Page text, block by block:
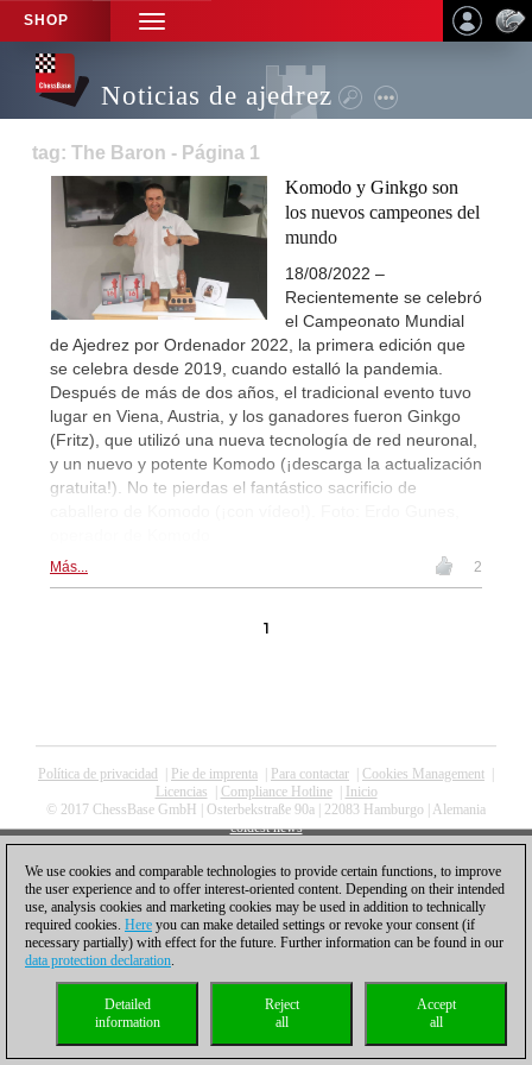
SHOP
TOGGLE
NAVIGATION
Noticias de ajedrez
tag: The Baron - Página 1
Komodo y Ginkgo son
los nuevos campeones del
mundo
18/08/2022 –
Recientemente se celebró
el Campeonato Mundial
de Ajedrez por Ordenador 2022, la primera edición que
se celebra desde 2019, cuando estalló la pandemia.
Después de más de dos años, el tradicional evento tuvo
lugar en Viena, Austria, y los ganadores fueron Ginkgo
(Fritz), que utilizó una nueva tecnología de red neuronal,
y un nuevo y potente Komodo (¡descarga la actualización
gratuita!). No te pierdas el fantástico sacrificio de
Más... 2
1
Política de privacidad Pie de imprenta Para contactar Cookies Management
Licencias
Compliance Hotline|
Inicio
© 2017 ChessBase GmbH | Osterbekstraße 90a | 22083 Hamburgo | Alemania
coldest news
We use cookies and comparable technologies to provide certain functions, to improve
the user experience and to offer interest-oriented content. Depending on their intended
use, analysis cookies and marketing cookies may be used in addition to technically
required cookies. Here you can make detailed settings or revoke your consent (if
necessary partially) with effect for the future. Further information can be found in our
data protection declaration.
Accept
all
Reject
all
Detailed
information